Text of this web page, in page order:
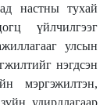
настны тухай
үйлчилгээг
улсын
нэгдсэн
мэргэжилтэн,
удирдлагаар